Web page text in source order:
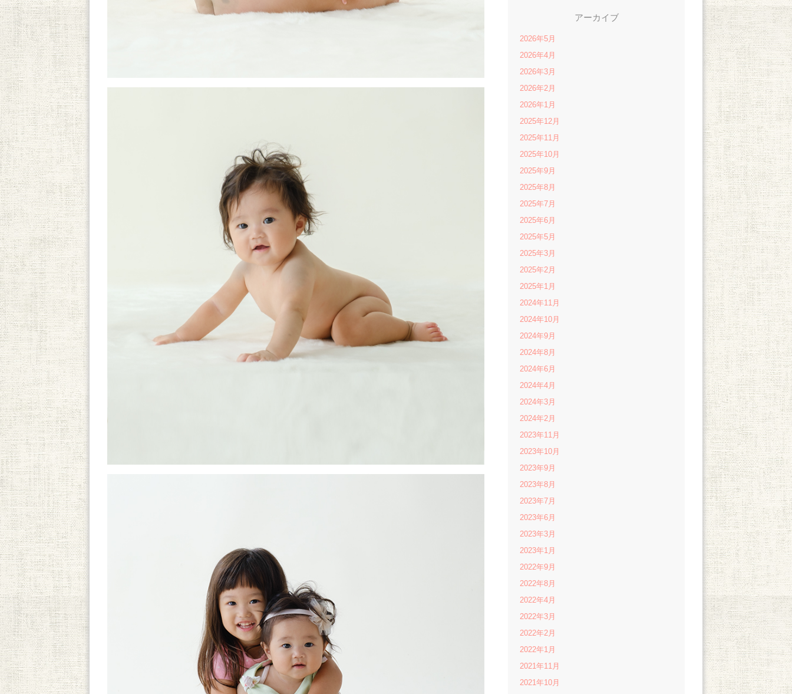
アーカイブ
2026年5月
2026年4月
2026年3月
2026年2月
2026年1月
2025年12月
2025年11月
2025年10月
2025年9月
2025年8月
2025年7月
2025年6月
2025年5月
2025年3月
2025年2月
2025年1月
2024年11月
2024年10月
2024年9月
2024年8月
2024年6月
2024年4月
2024年3月
2024年2月
2023年11月
2023年10月
2023年9月
2023年8月
2023年7月
2023年6月
2023年3月
2023年1月
2022年9月
2022年8月
2022年4月
2022年3月
2022年2月
2022年1月
2021年11月
2021年10月